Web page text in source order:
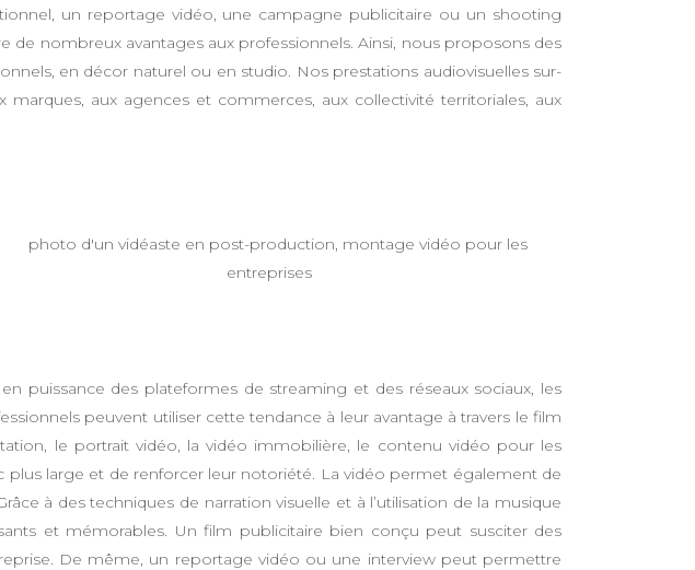
un reportage vidéo, une campagne publicitaire ou un shooting
nombreux avantages aux professionnels. Ainsi, nous proposons des
en décor naturel ou en studio. Nos prestations audiovisuelles sur-
aux agences et commerces, aux collectivité territoriales, aux
puissance des plateformes de streaming et des réseaux sociaux, les
peuvent utiliser cette tendance à leur avantage à travers le film
le portrait vidéo, la vidéo immobilière, le contenu vidéo pour les
large et de renforcer leur notoriété. La vidéo permet également de
à des techniques de narration visuelle et à l’utilisation de la musique
et mémorables. Un film publicitaire bien conçu peut susciter des
De même, un reportage vidéo ou une interview peut permettre